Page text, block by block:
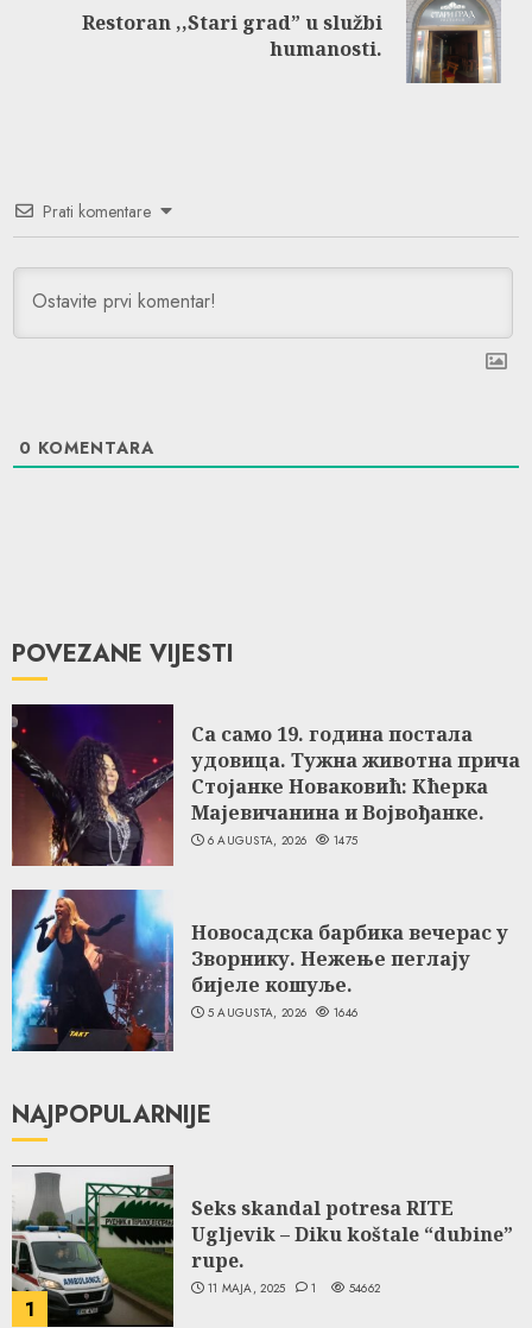
Restoran ,,Stari grad” u službi
humanosti.
Prati komentare
0 KOMENTARA
POVEZANE VIJESTI
Са само 19. година постала
удовица. Тужна животна прича
Стојанке Новаковић: Кћерка
Мајевичанина и Војвођанке.
6 AUGUSTA, 2026 1475
Новосадска барбика вечерас у
Зворнику. Нежење пеглају
бијеле кошуље.
5 AUGUSTA, 2026 1646
NAJPOPULARNIJE
1
Seks skandal potresa RITE
Ugljevik – Diku koštale “dubine”
rupe.
11 MAJA, 2025 1 54662